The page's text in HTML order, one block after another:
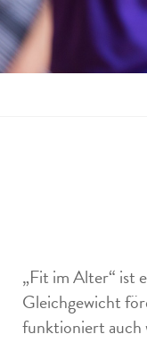
„Fit im Alter“ ist
Gleichgewicht
funktioniert auch